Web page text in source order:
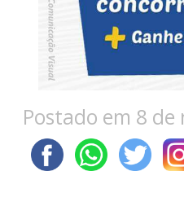
Postado em 8